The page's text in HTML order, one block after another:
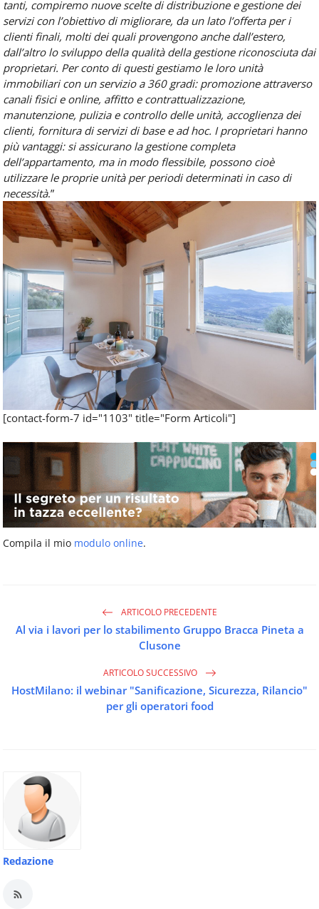
tanti, compiremo nuove scelte di distribuzione e gestione dei
servizi con l’obiettivo di migliorare, da un lato l’offerta per i
clienti finali, molti dei quali provengono anche dall’estero,
dall’altro lo sviluppo della qualità della gestione riconosciuta dai
proprietari. Per conto di questi gestiamo le loro unità
immobiliari con un servizio a 360 gradi: promozione attraverso
canali fisici e online, affitto e contrattualizzazione,
manutenzione, pulizia e controllo delle unità, accoglienza dei
clienti, fornitura di servizi di base e ad hoc. I proprietari hanno
più vantaggi: si assicurano la gestione completa
dell’appartamento, ma in modo flessibile, possono cioè
utilizzare le proprie unità per periodi determinati in caso di
necessità.”
[contact-form-7 id="1103" title="Form Articoli"]
Compila il mio modulo online.
ARTICOLO PRECEDENTE
Al via i lavori per lo stabilimento Gruppo Bracca Pineta a
Clusone
ARTICOLO SUCCESSIVO
HostMilano: il webinar "Sanificazione, Sicurezza, Rilancio"
per gli operatori food
Redazione